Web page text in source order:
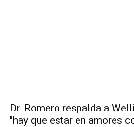
Dr. Romero respalda a
"hay que estar en amores